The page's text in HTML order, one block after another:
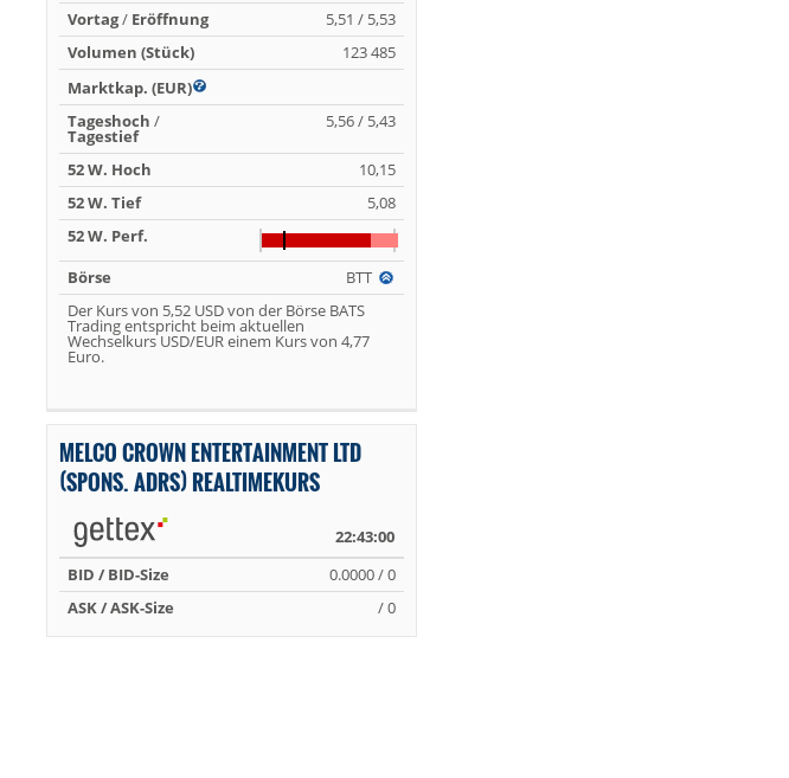
Vortag/ Eröffnung
5,51 / 5,53
Volumen (Stück)
123 485
Marktkap. (EUR)
Tageshoch /
Tagestief
5,56 / 5,43
52 W. Hoch
10,15
52 W. Tief
5,08
52 W. Perf.
Börse
BTT
Der Kurs von 5,52 USD von der Börse BATS
Trading entspricht beim aktuellen
Wechselkurs USD/EUR einem Kurs von 4,77
Euro.
MELCO CROWN ENTERTAINMENT LTD
(SPONS. ADRS) REALTIMEKURS
22:43:00
BID / BID-Size
0.0000 / 0
ASK / ASK-Size
/ 0